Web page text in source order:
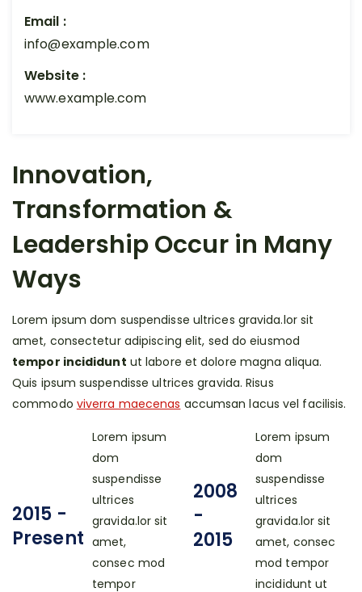
Email :
info@example.com
Website :
www.example.com
Innovation,
Transformation &
Leadership Occur in Many
Ways
Lorem ipsum dom suspendisse ultrices gravida.lor sit
amet, consectetur adipiscing elit, sed do eiusmod
tempor incididunt ut labore et dolore magna aliqua.
Quis ipsum suspendisse ultrices gravida. Risus
commodo viverra maecenas accumsan lacus vel facilisis.
2015 -
Present
Lorem ipsum
dom
suspendisse
ultrices
gravida.lor sit
amet,
consec mod
tempor
2008
-
2015
Lorem ipsum
dom
suspendisse
ultrices
gravida.lor sit
amet, consec
mod tempor
incididunt ut